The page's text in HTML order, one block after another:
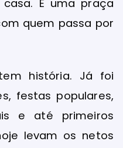
É uma praça
quem passa por
história. Já foi
festas populares,
e até primeiros
levam os netos